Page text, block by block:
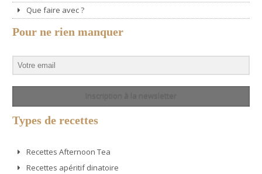
Que faire avec ?
Pour ne rien manquer
Types de recettes
Recettes Afternoon Tea
Recettes apéritif dinatoire